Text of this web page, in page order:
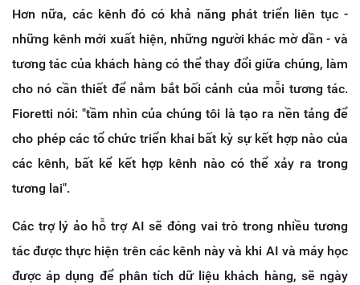
Hơn nữa, các kênh đó có khả năng phát triển liên tục -
những kênh mới xuất hiện, những người khác mờ dần - và
tương tác của khách hàng có thể thay đổi giữa chúng, làm
cho nó cần thiết để nắm bắt bối cảnh của mỗi tương tác.
Fioretti nói: "tầm nhìn của chúng tôi là tạo ra nền tảng để
cho phép các tổ chức triển khai bất kỳ sự kết hợp nào của
các kênh, bất kể kết hợp kênh nào có thể xảy ra trong
tương lai".
Các trợ lý ảo hỗ trợ AI sẽ đóng vai trò trong nhiều tương
tác được thực hiện trên các kênh này và khi AI và máy học
được áp dụng để phân tích dữ liệu khách hàng, sẽ ngày